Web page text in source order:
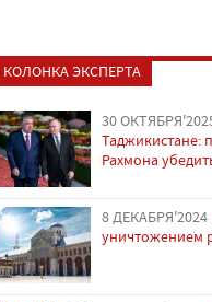
КОЛОНКА ЭКСПЕРТА
30
Таджикистане:
Рахмона
8 ДЕКАБРЯ'2024
уничтожением